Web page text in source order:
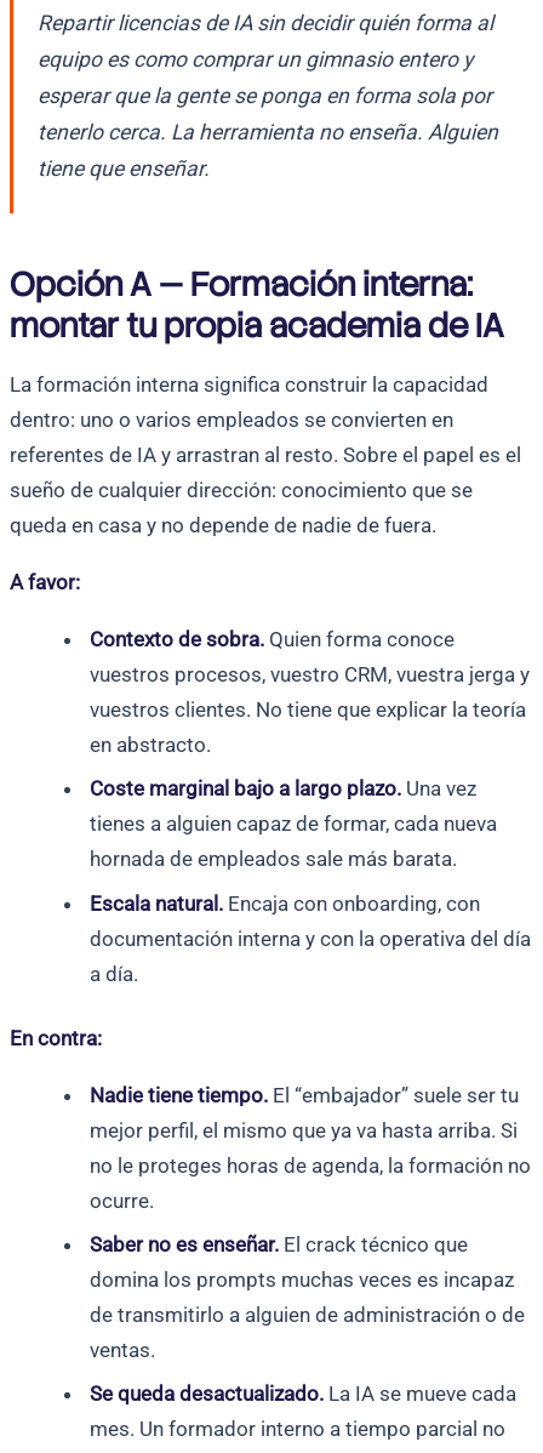
Repartir licencias de IA sin decidir quién forma al
equipo es como comprar un gimnasio entero y
esperar que la gente se ponga en forma sola por
tenerlo cerca. La herramienta no enseña. Alguien
tiene que enseñar.
Opción A — Formación interna:
montar tu propia academia de IA
La formación interna significa construir la capacidad
dentro: uno o varios empleados se convierten en
referentes de IA y arrastran al resto. Sobre el papel es el
sueño de cualquier dirección: conocimiento que se
queda en casa y no depende de nadie de fuera.
A favor:
Contexto de sobra. Quien forma conoce
vuestros procesos, vuestro CRM, vuestra jerga y
vuestros clientes. No tiene que explicar la teoría
en abstracto.
Coste marginal bajo a largo plazo. Una vez
tienes a alguien capaz de formar, cada nueva
hornada de empleados sale más barata.
Escala natural. Encaja con onboarding, con
documentación interna y con la operativa del día
a día.
En contra:
Nadie tiene tiempo. El “embajador” suele ser tu
mejor perfil, el mismo que ya va hasta arriba. Si
no le proteges horas de agenda, la formación no
ocurre.
Saber no es enseñar. El crack técnico que
domina los prompts muchas veces es incapaz
de transmitirlo a alguien de administración o de
ventas.
Se queda desactualizado. La IA se mueve cada
mes. Un formador interno a tiempo parcial no